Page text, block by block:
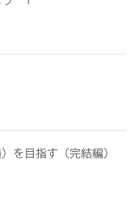
を目指す（完結編）